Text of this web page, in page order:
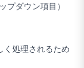
プダウン項目）
く処理されるため